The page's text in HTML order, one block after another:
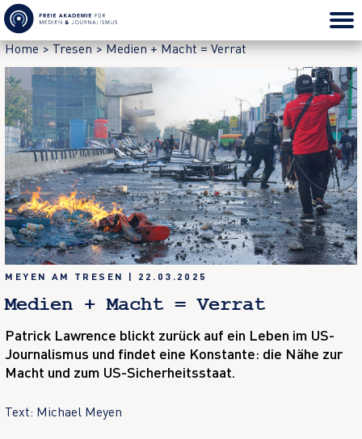
Home>Tresen>Medien + Macht = Verrat
MEYEN AM TRESEN | 22.03.2025
Medien + Macht = Verrat
Patrick Lawrence blickt zurück auf ein Leben im US-
Journalismus und findet eine Konstante: die Nähe zur
Macht und zum US-Sicherheitsstaat.
Text: Michael Meyen